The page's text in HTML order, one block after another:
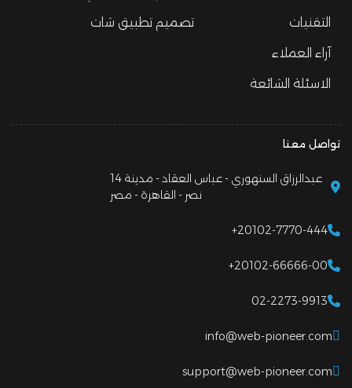
التقنيات
آراء العملاء
الاسئلة الشائعة
تصميم تطبيق شات
تواصل معنا
14 عبدالرزاق السنهوري - عباس العقاد - مدينة
نصر - القاهرة - مصر
+20102-7770-444
+20102-66666-00
02-2273-9913
info@web-pioneer.com
support@web-pioneer.com